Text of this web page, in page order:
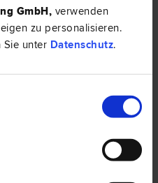
GmbH, verwenden
zu personalisieren.
Sie unter Datenschutz.
Rundfunkgebühren beauftragt. Die
und unterliegt